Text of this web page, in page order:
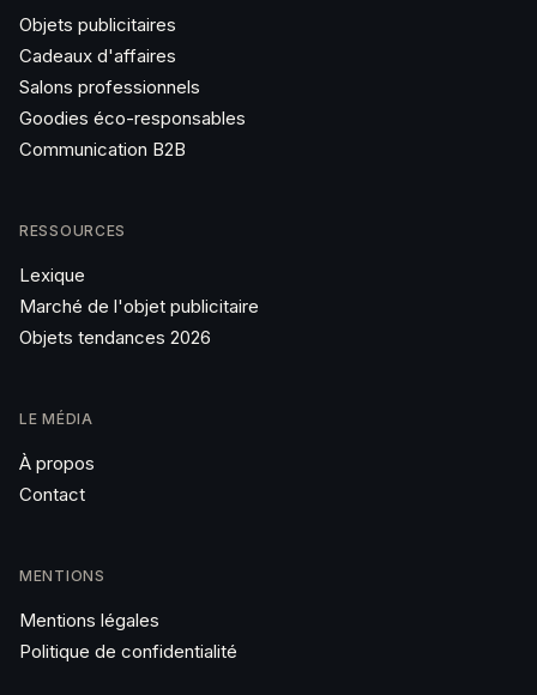
Objets publicitaires
Cadeaux d'affaires
Salons professionnels
Goodies éco-responsables
Communication B2B
RESSOURCES
Lexique
Marché de l'objet publicitaire
Objets tendances 2026
LE MÉDIA
À propos
Contact
MENTIONS
Mentions légales
Politique de confidentialité